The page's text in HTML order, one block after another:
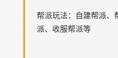
帮派玩法：自建帮派、
派、收服帮派等